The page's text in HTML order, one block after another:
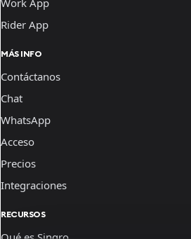
Rider App
MÁS INFO
Contáctanos
Chat
WhatsApp
Acceso
Precios
Integraciones
RECURSOS